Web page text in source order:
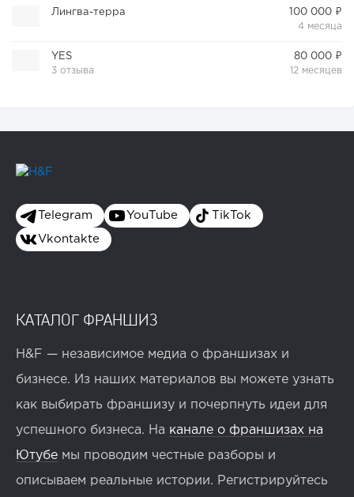
Лингва-терра
100 000 ₽
4 месяца
YES
3 отзыва
80 000 ₽
12 месяцев
Telegram YouTube TikTok
Vkontakte
КАТАЛОГ ФРАНШИЗ
H&F — независимое медиа о франшизах и
бизнесе. Из наших материалов вы можете узнать
как выбирать франшизу и почерпнуть идеи для
успешного бизнеса. На канале о франшизах на
Ютубе мы проводим честные разборы и
описываем реальные истории. Регистрируйтесь